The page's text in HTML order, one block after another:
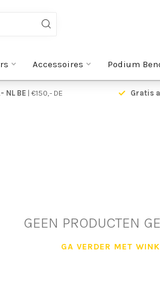
Accessoires Podium
BE| €150,- DE Gratis
GEEN PRODUCTEN
GA VERDER MET